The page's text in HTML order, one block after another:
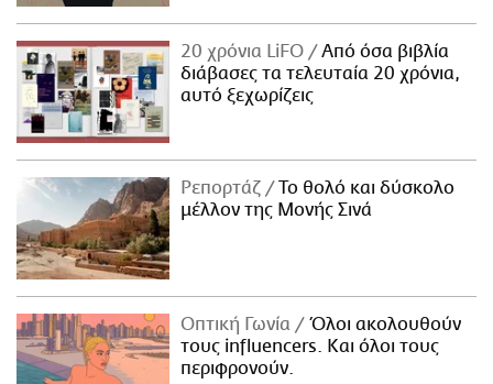
20 χρόνια LiFO
Από όσα βιβλία
διάβασες τα τελευταία 20 χρόνια,
αυτό ξεχωρίζεις
Ρεπορτάζ
Το θολό και δύσκολο
μέλλον της Μονής Σινά
Οπτική Γωνία
Όλοι ακολουθούν
τους influencers. Και όλοι τους
περιφρονούν.